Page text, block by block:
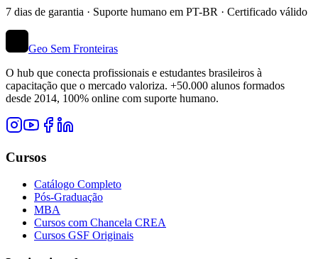
7 dias de garantia · Suporte humano em PT-BR · Certificado válido
Geo Sem Fronteiras
O hub que conecta profissionais e estudantes brasileiros à
capacitação que o mercado valoriza. +50.000 alunos formados
desde 2014, 100% online com suporte humano.
Cursos
Catálogo Completo
Pós-Graduação
MBA
Cursos com Chancela CREA
Cursos GSF Originais